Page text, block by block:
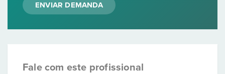
ENVIAR DEMANDA
Fale com este profissional